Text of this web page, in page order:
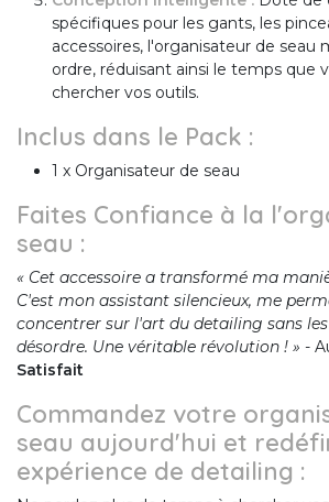
spécifiques pour les gants, les
accessoires, l'organisateur de
ordre, réduisant ainsi le temps que
chercher vos outils.
Inclus dans le Pack :
1 x Organisateur de seau
Faites Confiance à la
seau :
« Cet accessoire a transformé ma
C'est mon assistant silencieux, me
concentrer sur l'art du detailing sans
désordre. Une véritable révolution ! » -
Satisfait
Commandez votre
seau aujourd'hui et
expérience de detailing :